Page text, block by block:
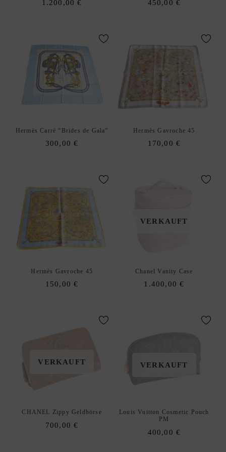
1.200,00€ 450,00 €
Hermès Carré “Brides de Gala”
300,00€
Hermès Gavroche 45
170,00 €
Hermès Gavroche 45
150,00€
VERKAUFT
Chanel Vanity Case
1.400,00€
VERKAUFT
CHANEL Zippy Geldbörse
700,00€
VERKAUFT
Louis Vuitton Cosmetic Pouch
PM
400,00 €